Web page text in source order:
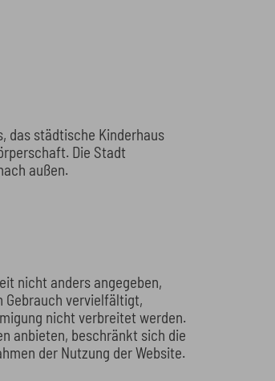
das städtische Kinderhaus
Die Stadt
außen.
nicht anders angegeben,
vervielfältigt,
nicht verbreitet werden.
anbieten, beschränkt sich die
der Nutzung der Website.